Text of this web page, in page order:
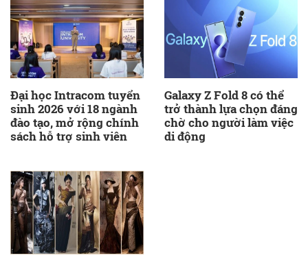
Đại học Intracom tuyển
sinh 2026 với 18 ngành
đào tạo, mở rộng chính
sách hỗ trợ sinh viên
Galaxy Z Fold 8 có thể
trở thành lựa chọn đáng
chờ cho người làm việc
di động